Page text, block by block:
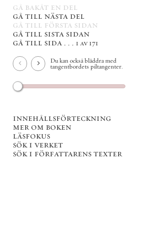
gå bakåt en del
gå till nästa del
gå till första sidan
gå till sista sidan
gå till sida . . . 1 av 171
Du kan också bläddra med
tangentbordets piltangenter.
innehållsförteckning
mer om boken
läsfokus
sök i verket
sök i författarens texter